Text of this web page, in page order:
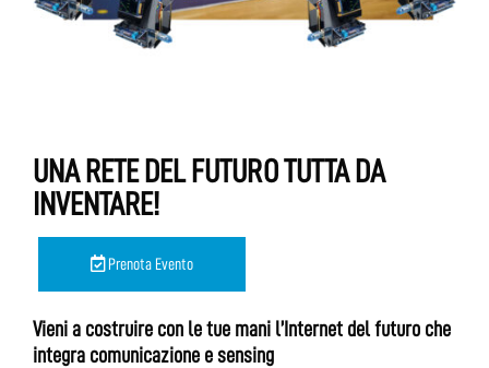
UNA RETE DEL FUTURO TUTTA DA
INVENTARE!
Prenota Evento
Vieni a costruire con le tue mani l’Internet del futuro che
integra comunicazione e sensing